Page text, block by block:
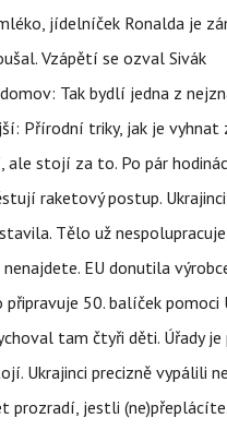
jídelníček Ronalda je
Vzápětí se ozval Sivák
Tak bydlí jedna z
Přírodní triky, jak je vyhnat
stojí za to. Po pár
raketový postup.
Tělo už
EU donutila
50. balíček pomoci
tam čtyři děti. Úřady
Ukrajinci precizně vypálili
prozradí, jestli